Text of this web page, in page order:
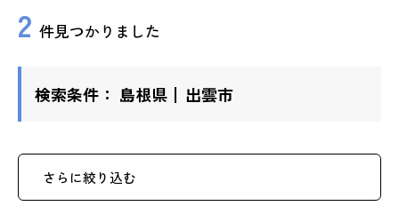
2 件見つかりました
検索条件： 島根県 出雲市
さらに絞り込む